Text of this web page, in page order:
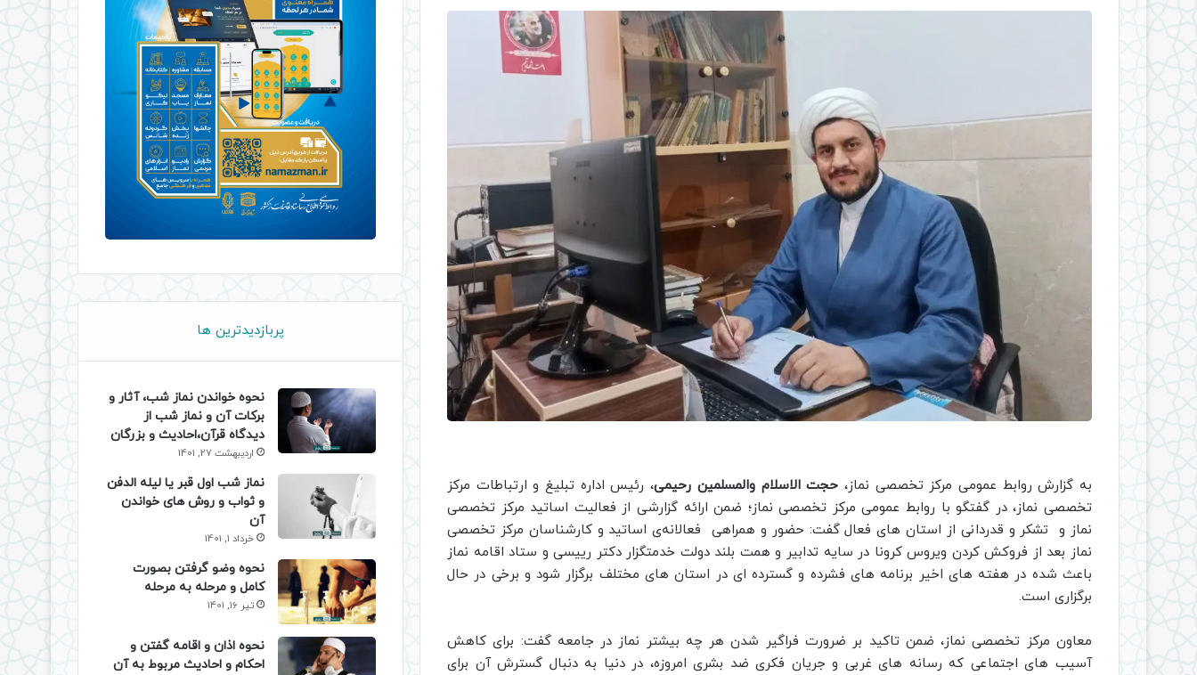
به گزارش روابط عمومی مرکز تخصصی نماز، حجت الاسلام والمسلمین رحیمی، رئیس اداره تبلیغ و ارتباطات مرکز
تخصصی نماز، در گفتگو با روابط عمومی مرکز تخصصی نماز؛ ضمن ارائه گزارشی از فعالیت اساتید مرکز تخصصی
نماز و تشکر و قدردانی از استان های فعال گفت: حضور و همراهی فعالانه‌ی اساتید و کارشناسان مرکز تخصصی
نماز بعد از فروکش کردن ویروس کرونا در سایه تدابیر و همت بلند دولت خدمتگزار دکتر رییسی و ستاد اقامه نماز
باعث شده در هفته های اخیر برنامه های فشرده و گسترده ای در استان های مختلف برگزار شود و برخی در حال
برگزاری است.
معاون مرکز تخصصی نماز، ضمن تاکید بر ضرورت فراگیر شدن هر چه بیشتر نماز در جامعه گفت: برای کاهش
آسیب های اجتماعی که رسانه های غربی و جریان فکری ضد بشری امروزه، در دنیا به دنبال گسترش آن برای
پربازدیدترین ها
نحوه خواندن نماز شب، آثار و
برکات آن و نماز شب از
دیدگاه قرآن،احادیث و بزرگان
اردیبهشت 27, 1401
نماز شب اول قبر یا لیله الدفن
و ثواب و روش های خواندن
آن
خرداد 1, 1401
نحوه وضو گرفتن بصورت
کامل و مرحله به مرحله
تیر 16, 1401
نحوه اذان و اقامه گفتن و
احکام و احادیث مربوط به آن